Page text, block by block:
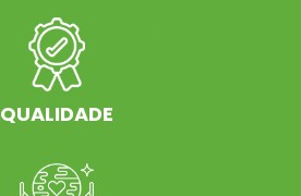
QUALIDADE